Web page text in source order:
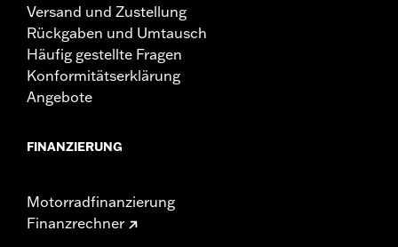
Versand und Zustellung
Rückgaben und Umtausch
Häufig gestellte Fragen
Konformitätserklärung
Angebote
FINANZIERUNG
Motorradfinanzierung
Finanzrechner